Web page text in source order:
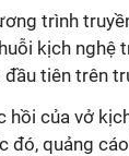
trình
kịch nghệ
tiên trên
hồi của vở
đó, quảng